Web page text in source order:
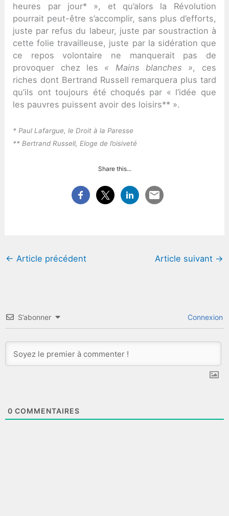
heures par jour* », et qu’alors la Révolution
pourrait peut-être s’accomplir, sans plus d’efforts,
juste par refus du labeur, juste par soustraction à
cette folie travailleuse, juste par la sidération que
ce repos volontaire ne manquerait pas de
provoquer chez les « Mains blanches », ces
riches dont Bertrand Russell remarquera plus tard
qu’ils ont toujours été choqués par « l’idée que
les pauvres puissent avoir des loisirs** ».
* Paul Lafargue, le Droit à la Paresse
** Bertrand Russell, Eloge de l’oisiveté
Share this...
← Article précédent Article suivant →
S’abonner Connexion
0 COMMENTAIRES